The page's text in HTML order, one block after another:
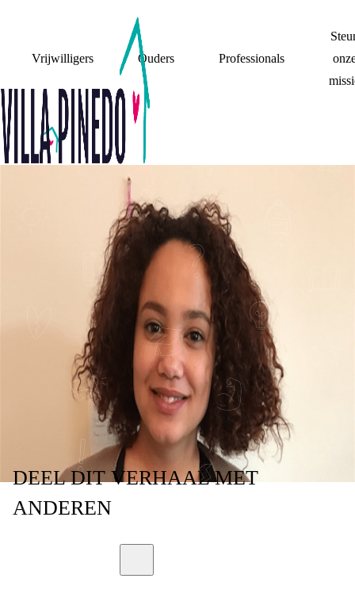
Vrijwilligers Ouders Professionals
LEER DE BUDDY'S
KENNEN
DEELDIT VERHAALMET
ANDEREN